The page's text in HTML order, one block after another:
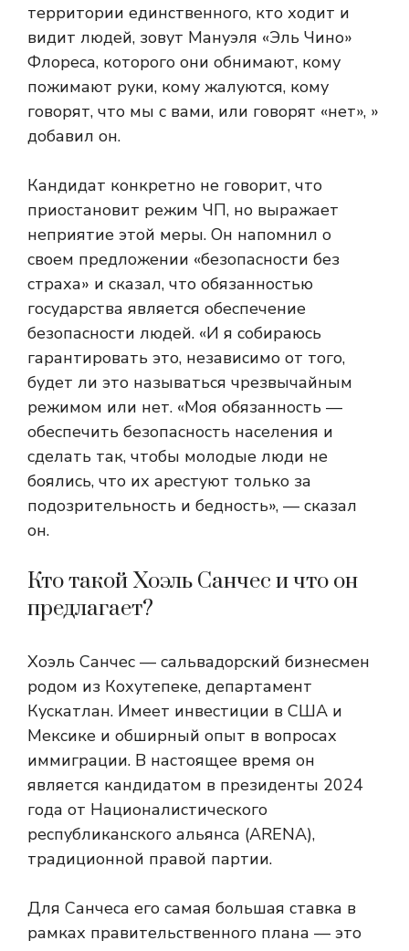
территории единственного, кто ходит и
видит людей, зовут Мануэля «Эль Чино»
Флореса, которого они обнимают, кому
пожимают руки, кому жалуются, кому
говорят, что мы с вами, или говорят «нет», »
добавил он.
Кандидат конкретно не говорит, что
приостановит режим ЧП, но выражает
неприятие этой меры. Он напомнил о
своем предложении «безопасности без
страха» и сказал, что обязанностью
государства является обеспечение
безопасности людей. «И я собираюсь
гарантировать это, независимо от того,
будет ли это называться чрезвычайным
режимом или нет. «Моя обязанность —
обеспечить безопасность населения и
сделать так, чтобы молодые люди не
боялись, что их арестуют только за
подозрительность и бедность», — сказал
он.
Кто такой Хоэль Санчес и что он
предлагает?
Хоэль Санчес — сальвадорский бизнесмен
родом из Кохутепеке, департамент
Кускатлан. Имеет инвестиции в США и
Мексике и обширный опыт в вопросах
иммиграции. В настоящее время он
является кандидатом в президенты 2024
года от Националистического
республиканского альянса (ARENA),
традиционной правой партии.
Для Санчеса его самая большая ставка в
рамках правительственного плана — это